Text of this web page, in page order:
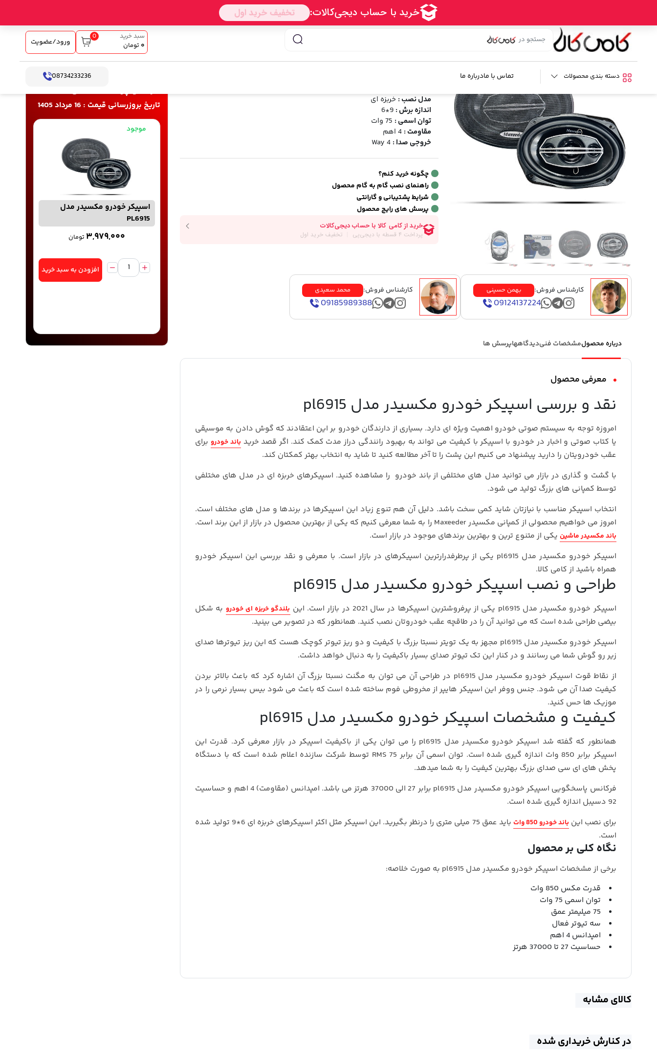
0
۰ تومان
سبد خرید
ورود/عضویت
دسته بندی محصولات تماس با مادرباره ما 08734233236
/ اسپیکر خودرو مکسیدر مدل PL6915
مدل نصب : خربزه ای
اندازه برش : 9*6
توان اسمی : 75 وات
مقاومت : 4 اهم
خروجی صدا : 4 Way
چگونه خرید کنم؟
راهنمای نصب گام به گام محصول
شرایط پشتیبانی و گارانتی
پرسش های رایج محصول
کارشناس فروش: بهمن حسینی
09124137224
کارشناس فروش: محمد سعیدی
09185989388
درباره محصولمشخصات فنیدیدگاههاپرسش ها
معرفی محصول
نقد و بررسی اسپیکر خودرو مکسیدر مدل pl6915
امروزه توجه به سیستم صوتی خودرو اهمیت ویژه ای دارد. بسیاری از دارندگان خودرو بر این اعتقادند که گوش دادن به موسیقی
یا کتاب صوتی و اخبار در خودرو با اسپیکر با کیفیت می تواند به بهبود رانندگی دراز مدت کمک کند. اگر قصد خرید باند خودرو برای
عقب خودرویتان را دارید پیشنهاد می کنیم این پشت را تا آخر مطالعه کنید تا شاید به انتخاب بهتر کمکتان کند.
با گشت و گذاری در بازار می توانید مدل های مختلفی از باند خودرو را مشاهده کنید. اسپیکرهای خربزه ای در مدل های مختلفی
توسط کمپانی های بزرگ تولید می شود.
انتخاب اسپیکر مناسب با نیازتان شاید کمی سخت باشد. دلیل آن هم تنوع زیاد این اسپیکرها در برندها و مدل های مختلف است.
امروز می خواهیم محصولی از کمپانی مکسیدر Maxeeder را به شما معرفی کنیم که یکی از بهترین محصول در بازار از این برند است.
باند مکسیدر ماشین یکی از متنوع ترین و بهترین برندهای موجود در بازار است.
اسپیکر خودرو مکسیدر مدل pl6915 یکی از پرطرفدرارترین اسپیکرهای در بازار است. با معرفی و نقد بررسی این اسپیکر خودرو
همراه باشید از کامی کالا.
طراحی و نصب اسپیکر خودرو مکسیدر مدل pl6915
اسپیکر خودرو مکسیدر مدل pl6915 یکی از پرفروشترین اسپیکرها در سال 2021 در بازار است. این بلندگو خربزه ای خودرو به شکل
بیضی طراحی شده است که می توانید آن را در طاقچه عقب خودروتان نصب کنید. همانطور که در تصویر می بینید.
اسپیکر خودرو مکسیدر مدل pl6915 مجهز به یک تویتر نسبتا بزرگ با کیفیت و دو ریز تیوتر کوچک هست که این ریز تیوترها صدای
زیر رو گوش شما می رسانند و در کنار این تک تیوتر صدای بسیار باکیفیت را به دنبال خواهد داشت.
از نقاط قوت اسپیکر خودرو مکسیدر مدل pl6915 در طراحی آن می توان به مگنت نسبتا بزرگ آن اشاره کرد که باعث بالاتر بردن
کیفیت صدا آن می شود. جنس ووفر این اسپیکر هایپر از مخروطی فوم ساخته شده است که باعث می شود بیس بسیار نرمی را در
موزیک ها حس کنید.
کیفیت و مشخصات اسپیکر خودرو مکسیدر مدل pl6915
همانطور که گفته شد اسپیکر خودرو مکسیدر مدل pl6915 را می توان یکی از باکیفیت اسپیکر در بازار معرفی کرد. قدرت این
اسپیکر برابر 850 وات اندازه گیری شده است. توان اسمی آن برابر 75 RMS توسط شرکت سازنده اعلام شده است که با دستگاه
پخش های ای سی صدای بزرگ بهترین کیفیت را به شما میدهد.
فرکانس پاسخگویی اسپیکر خودرو مکسیدر مدل pl6915 برابر 27 الی 37000 هرتز می باشد. امپدانس (مقاومت) 4 اهم و حساسیت
92 دسیبل اندازه گیری شده است.
برای نصب این باند خودرو 850 وات
باید عمق 75 میلی متری را درنظر بگیرید. این اسپیکر مثل اکثر اسپیکرهای خربزه ای 6*9 تولید شده
است.
نگاه کلی بر محصول
برخی از مشخصات اسپیکر خودرو مکسیدر مدل pl6915 به صورت خلاصه:
قدرت مکس 850 وات
توان اسمی 75 وات
75 میلیمتر عمق
سه تیوتر فعال
امپدانس 4 اهم
حساسیت 27 تا 37000 هرتز
تاریخ بروزرسانی قیمت : 16 مرداد 1405
موجود
اسپیکر خودرو مکسیدر مدل
PL6915
۳,۹۷۹,۰۰۰ تومان
افزودن به سبد خرید
کالای مشابه
در کنارش خریداری شده